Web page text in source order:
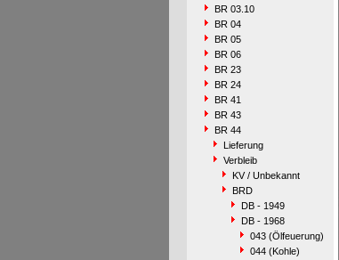
BR 03.10
BR 04
BR 05
BR 06
BR 23
BR 24
BR 41
BR 43
BR 44
Lieferung
Verbleib
KV / Unbekannt
BRD
DB - 1949
DB - 1968
043 (Ölfeuerung)
044 (Kohle)